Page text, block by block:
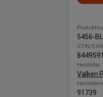
5456-
GTIN/
Hersteller:
Valken
91739